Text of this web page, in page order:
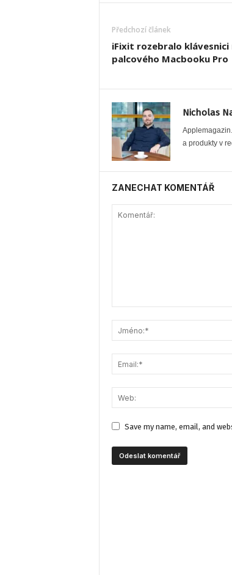
Předchozí článek
iFixit rozebralo klávesnici
palcového Macbooku Pro
Nicholas
a produkty v
ZANECHAT KOMENTÁŘ
Save my name, email, and